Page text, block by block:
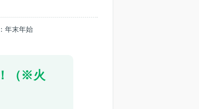
年末年始
（※火